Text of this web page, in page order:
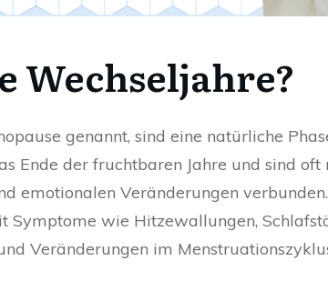
Wechseljahre?
genannt, sind eine natürliche
Ende der fruchtbaren Jahre und sind
emotionalen Veränderungen
Symptome wie Hitzewallungen,
Veränderungen im